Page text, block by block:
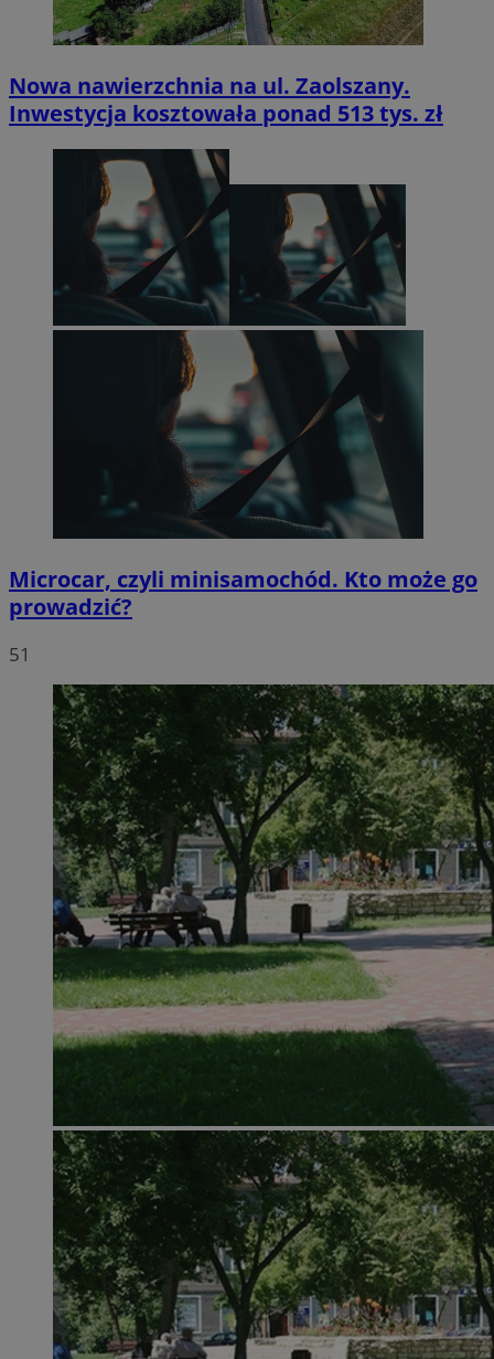
Nowa nawierzchnia na ul. Zaolszany.
Inwestycja kosztowała ponad 513 tys. zł
Microcar, czyli minisamochód. Kto może go
prowadzić?
51